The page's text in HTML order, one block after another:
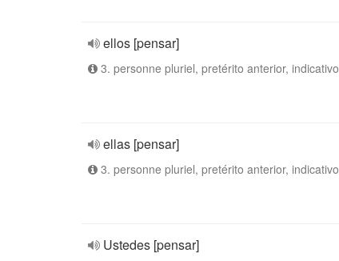
ellos [pensar]
3. personne pluriel, pretérito anterior, indicativo
ellas [pensar]
3. personne pluriel, pretérito anterior, indicativo
Ustedes [pensar]